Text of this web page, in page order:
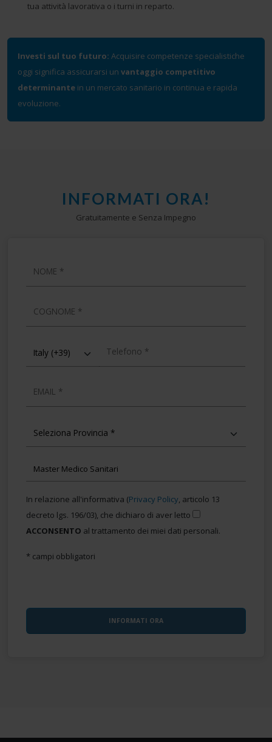
tua attività lavorativa o i turni in reparto.
Investi sul tuo futuro: Acquisire competenze specialistiche
oggi significa assicurarsi un vantaggio competitivo
determinante in un mercato sanitario in continua e rapida
evoluzione.
INFORMATI ORA!
Gratuitamente e Senza Impegno
NOME
COGNOME
TELEFONO
EMAIL
In relazione all'informativa (Privacy Policy, articolo 13
decreto lgs. 196/03), che dichiaro di aver letto
ACCONSENTO al trattamento dei miei dati personali.
* campi obbligatori